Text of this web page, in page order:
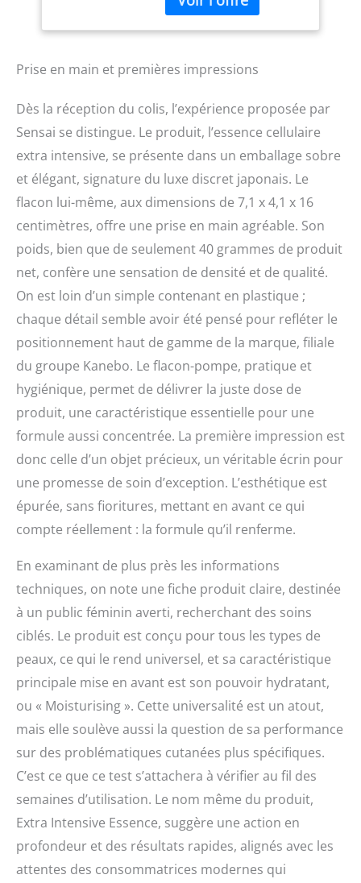
Prise en main et premières impressions
Dès la réception du colis, l’expérience proposée par
Sensai se distingue. Le produit, l’essence cellulaire
extra intensive, se présente dans un emballage sobre
et élégant, signature du luxe discret japonais. Le
flacon lui-même, aux dimensions de 7,1 x 4,1 x 16
centimètres, offre une prise en main agréable. Son
poids, bien que de seulement 40 grammes de produit
net, confère une sensation de densité et de qualité.
On est loin d’un simple contenant en plastique ;
chaque détail semble avoir été pensé pour refléter le
positionnement haut de gamme de la marque, filiale
du groupe Kanebo. Le flacon-pompe, pratique et
hygiénique, permet de délivrer la juste dose de
produit, une caractéristique essentielle pour une
formule aussi concentrée. La première impression est
donc celle d’un objet précieux, un véritable écrin pour
une promesse de soin d’exception. L’esthétique est
épurée, sans fioritures, mettant en avant ce qui
compte réellement : la formule qu’il renferme.
En examinant de plus près les informations
techniques, on note une fiche produit claire, destinée
à un public féminin averti, recherchant des soins
ciblés. Le produit est conçu pour tous les types de
peaux, ce qui le rend universel, et sa caractéristique
principale mise en avant est son pouvoir hydratant,
ou « Moisturising ». Cette universalité est un atout,
mais elle soulève aussi la question de sa performance
sur des problématiques cutanées plus spécifiques.
C’est ce que ce test s’attachera à vérifier au fil des
semaines d’utilisation. Le nom même du produit,
Extra Intensive Essence, suggère une action en
profondeur et des résultats rapides, alignés avec les
attentes des consommatrices modernes qui